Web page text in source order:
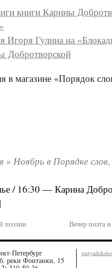
книги Карины
Игоря Гулина на
Добротворской
в магазине «Порядок
» Ноябрь в Порядке слов
/ 16:30 — Карина
поэзии Вечер поэта
Петербург
реки Фонтанки, 15